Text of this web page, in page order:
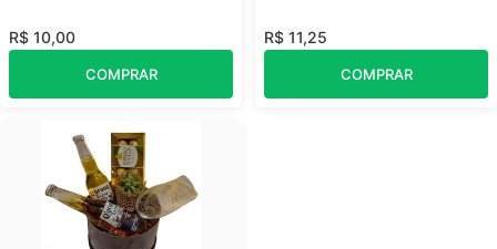
R$ 10,00
COMPRAR
R$ 11,25
COMPRAR